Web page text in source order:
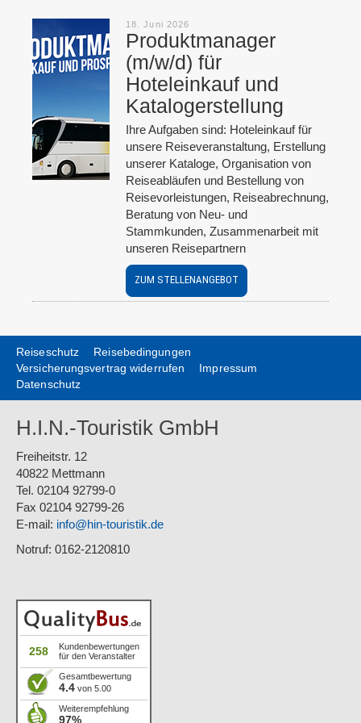
18. Juni 2026
Produktmanager
(m/w/d) für
Hoteleinkauf und
Katalogerstellung
Ihre Aufgaben sind: Hoteleinkauf für
unsere Reiseveranstaltung, Erstellung
unserer Kataloge, Organisation von
Reiseabläufen und Bestellung von
Reisevorleistungen, Reiseabrechnung,
Beratung von Neu- und
Stammkunden, Zusammenarbeit mit
unseren Reisepartnern
ZUM STELLENANGEBOT
Reiseschutz
Reisebedingungen
Versicherungsvertrag widerrufen
Impressum
Datenschutz
H.I.N.-Touristik GmbH
Freiheitstr. 12
40822 Mettmann
Tel. 02104 92799-0
Fax 02104 92799-26
E-mail: info@hin-touristik.de
Notruf: 0162-2120810
258
Kundenbewertungen
für den Veranstalter
Gesamtbewertung
4.4 von 5.00
Weiterempfehlung
97%